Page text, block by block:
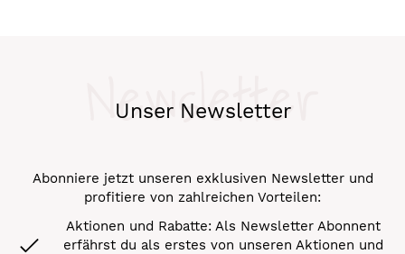
Unser Newsletter
Newsletter
Abonniere jetzt unseren exklusiven Newsletter und
profitiere von zahlreichen Vorteilen:
Aktionen und Rabatte: Als Newsletter Abonnent
erfährst du als erstes von unseren Aktionen und